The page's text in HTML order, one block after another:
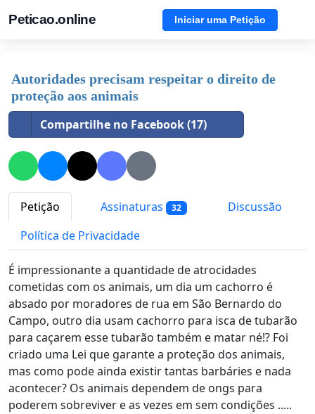
Peticao.online Iniciar uma Petição
Autoridades precisam respeitar o direito de
proteção aos animais
Compartilhe no Facebook (17)
Petição Assinaturas 32
Discussão
Política de Privacidade
É impressionante a quantidade de atrocidades
cometidas com os animais, um dia um cachorro é
absado por moradores de rua em São Bernardo do
Campo, outro dia usam cachorro para isca de tubarão
para caçarem esse tubarão também e matar né!? Foi
criado uma Lei que garante a proteção dos animais,
mas como pode ainda existir tantas barbáries e nada
acontecer? Os animais dependem de ongs para
poderem sobreviver e as vezes em sem condições .....